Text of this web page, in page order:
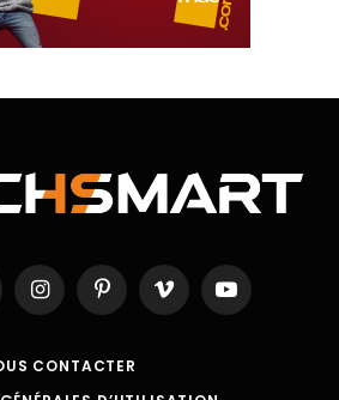
InstagramPinterestVimeo YouTube
CONTACTER